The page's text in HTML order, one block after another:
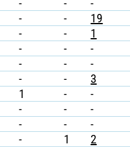
- -
-
- -
19
- -
1
- -
-
- -
-
- -
3
1 -
-
- -
-
- -
-
- 1
2